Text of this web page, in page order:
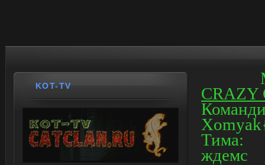
CRAZY
Тима:
ждемс
KOT-TV